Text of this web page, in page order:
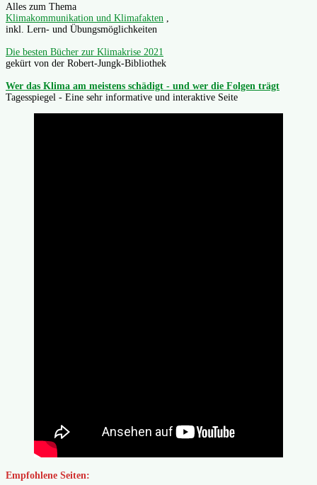
Alles zum Thema
Klimakommunikation und Klimafakten
inkl. Lern- und Übungsmöglichkeiten
Die besten Bücher zur Klimakrise 2021
gekürt von der Robert-Jungk-Bibliothek
Wer das Klima am meistens schädigt - und wer die Folgen trägt
Tagesspiegel - Eine sehr informative und interaktive Seite
Empfohlene Seiten: